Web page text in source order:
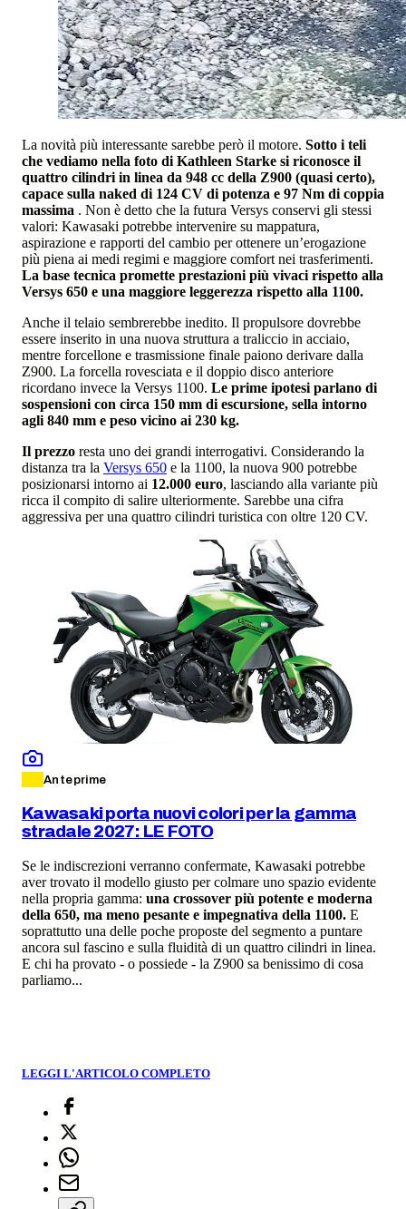
La novità più interessante sarebbe però il motore. Sotto i teli
che vediamo nella foto di Kathleen Starke si riconosce il
quattro cilindri in linea da 948 cc della Z900 (quasi certo),
capace sulla naked di 124 CV di potenza e 97 Nm di coppia
massima . Non è detto che la futura Versys conservi gli stessi
valori: Kawasaki potrebbe intervenire su mappatura,
aspirazione e rapporti del cambio per ottenere un’erogazione
più piena ai medi regimi e maggiore comfort nei trasferimenti.
La base tecnica promette prestazioni più vivaci rispetto alla
Versys 650 e una maggiore leggerezza rispetto alla 1100.
Anche il telaio sembrerebbe inedito. Il propulsore dovrebbe
essere inserito in una nuova struttura a traliccio in acciaio,
mentre forcellone e trasmissione finale paiono derivare dalla
Z900. La forcella rovesciata e il doppio disco anteriore
ricordano invece la Versys 1100. Le prime ipotesi parlano di
sospensioni con circa 150 mm di escursione, sella intorno
agli 840 mm e peso vicino ai 230 kg.
Il prezzo resta uno dei grandi interrogativi. Considerando la
distanza tra la Versys 650 e la 1100, la nuova 900 potrebbe
posizionarsi intorno ai 12.000 euro, lasciando alla variante più
ricca il compito di salire ulteriormente. Sarebbe una cifra
aggressiva per una quattro cilindri turistica con oltre 120 CV.
Anteprime
Kawasaki porta nuovi colori per la gamma
stradale 2027: LE FOTO
Se le indiscrezioni verranno confermate, Kawasaki potrebbe
aver trovato il modello giusto per colmare uno spazio evidente
nella propria gamma: una crossover più potente e moderna
della 650, ma meno pesante e impegnativa della 1100. E
soprattutto una delle poche proposte del segmento a puntare
ancora sul fascino e sulla fluidità di un quattro cilindri in linea.
E chi ha provato - o possiede - la Z900 sa benissimo di cosa
parliamo...
LEGGI L'ARTICOLO COMPLETO